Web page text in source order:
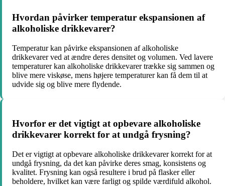
Hvordan påvirker temperatur ekspansionen af
alkoholiske drikkevarer?
Temperatur kan påvirke ekspansionen af alkoholiske
drikkevarer ved at ændre deres densitet og volumen. Ved lavere
temperaturer kan alkoholiske drikkevarer trække sig sammen og
blive mere viskøse, mens højere temperaturer kan få dem til at
udvide sig og blive mere flydende.
Hvorfor er det vigtigt at opbevare alkoholiske
drikkevarer korrekt for at undgå frysning?
Det er vigtigt at opbevare alkoholiske drikkevarer korrekt for at
undgå frysning, da det kan påvirke deres smag, konsistens og
kvalitet. Frysning kan også resultere i brud på flasker eller
beholdere, hvilket kan være farligt og spilde værdifuld alkohol.